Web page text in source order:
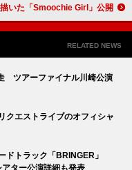
アシュニコ、恋に落ちるスリルを描いた「Smoochie Girl」公開
RELATED NEWS
ツアーファイナル川崎公演
クエストライブのオフィシャ
トラック「BRINGER」
ター公演詳細も発表